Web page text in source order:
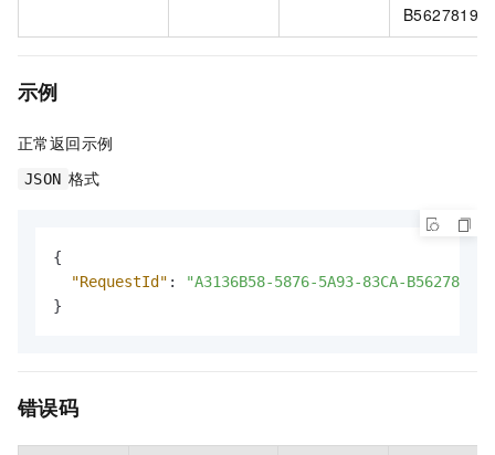
示例
正常返回示例
JSON 格式
{
"RequestId" :
"A3136B58-5876-5A93-83CA-
}
错误码